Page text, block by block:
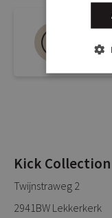
Kick Collection
Twijnstraweg 2
2941BW Lekkerkerk